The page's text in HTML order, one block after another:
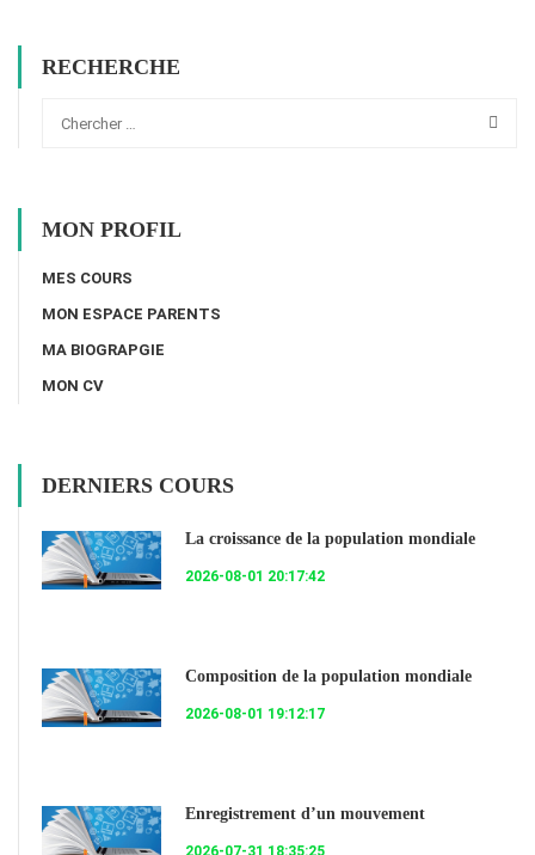
RECHERCHE
MON PROFIL
MES COURS
MON ESPACE PARENTS
MA BIOGRAPGIE
MON CV
DERNIERS COURS
La croissance de la population mondiale
2026-08-01 20:17:42
Composition de la population mondiale
2026-08-01 19:12:17
Enregistrement d’un mouvement